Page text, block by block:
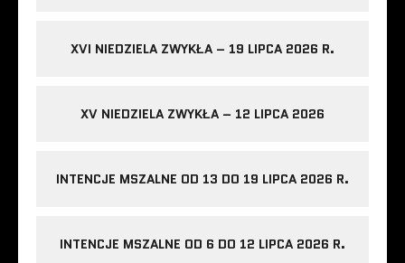
XVI NIEDZIELA ZWYKŁA – 19 LIPCA 2026 R.
XV NIEDZIELA ZWYKŁA – 12 LIPCA 2026
INTENCJE MSZALNE OD 13 DO 19 LIPCA 2026 R.
INTENCJE MSZALNE OD 6 DO 12 LIPCA 2026 R.